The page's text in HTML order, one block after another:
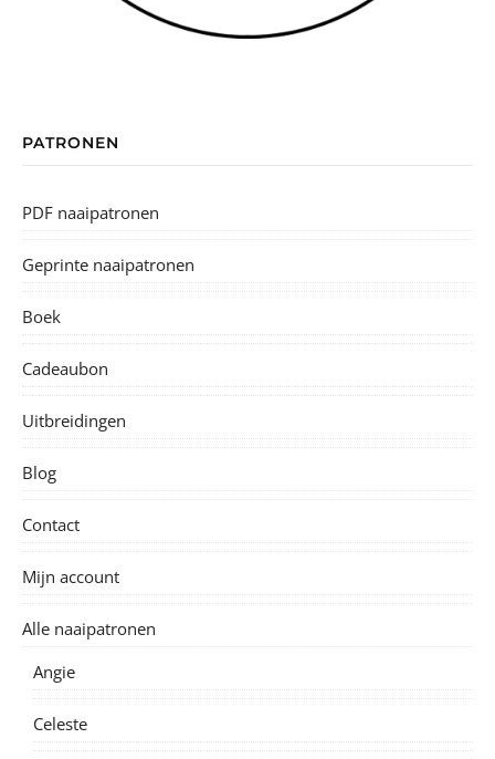
PATRONEN
PDF naaipatronen
Geprinte naaipatronen
Boek
Cadeaubon
Uitbreidingen
Blog
Contact
Mijn account
Alle naaipatronen
Angie
Celeste